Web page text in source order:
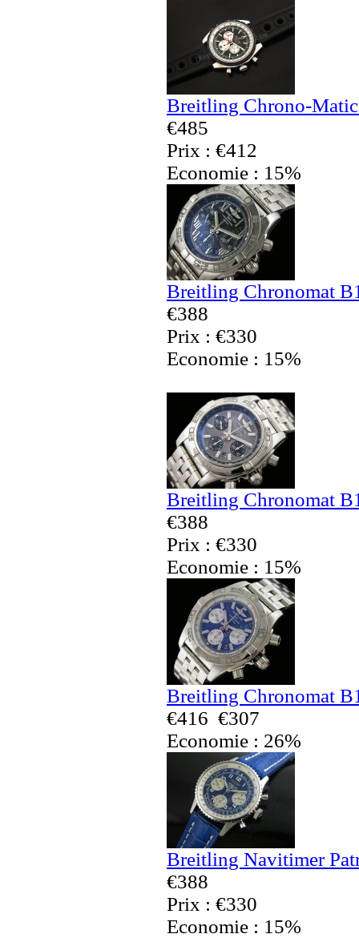
Breitling Chrono-
€485
Prix : €412
Economie : 15%
Breitling Chronomat
€388
Prix : €330
Economie : 15%
Breitling Chronomat
€388
Prix : €330
Economie : 15%
Breitling Chronomat
€416 €307
Economie : 26%
Breitling Navitimer
€388
Prix : €330
Economie : 15%